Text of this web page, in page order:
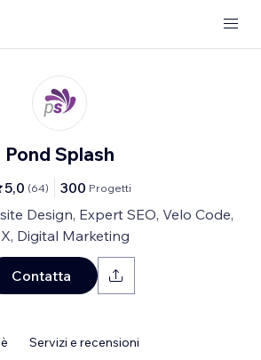
Pond Splash
5,0 (64) 300 Progetti
Design, Expert SEO, Velo Code,
Digital Marketing
Contatta
Servizi e recensioni